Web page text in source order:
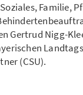
Familie,
Gertrud Nigg-
(CSU).